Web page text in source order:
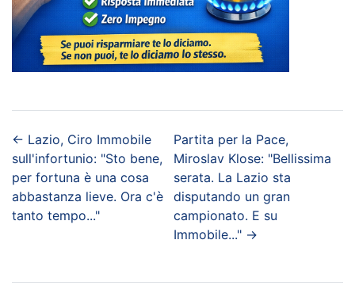
← Lazio, Ciro Immobile
sull'infortunio: "Sto bene,
per fortuna è una cosa
abbastanza lieve. Ora c'è
tanto tempo..."
Partita per la Pace,
Miroslav Klose: "Bellissima
serata. La Lazio sta
disputando un gran
campionato. E su
Immobile..." →